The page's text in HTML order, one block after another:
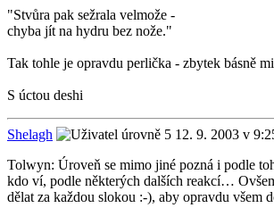
"Stvůra pak sežrala velmože -
chyba jít na hydru bez nože."
Tak tohle je opravdu perlička - zbytek básně
S úctou deshi
Shelagh
12. 9. 2003 v
Tolwyn: Úroveň se mimo jiné pozná i podle
kdo ví, podle některých dalších reakcí…
dělat za každou slokou :-), aby opravdu všem